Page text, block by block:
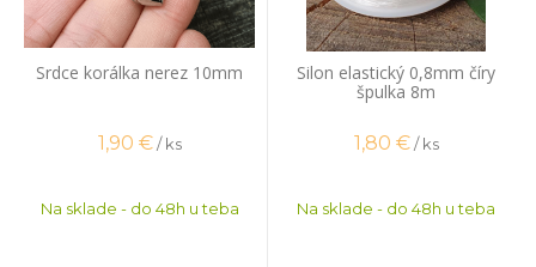
Srdce korálka nerez 10mm
1,90 € / ks
Na sklade - do 48h u teba
Silon elastický 0,8mm číry
špulka 8m
1,80 € / ks
Na sklade - do 48h u teba